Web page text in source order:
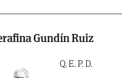
Gundín Ruiz
Q. E. P. D.